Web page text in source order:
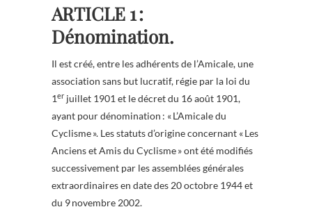
ARTICLE 1 :
Dénomination.
Il est créé, entre les adhérents de l’Amicale, une
association sans but lucratif, régie par la loi du
1er juillet 1901 et le décret du 16 août 1901,
ayant pour dénomination : « L’Amicale du
Cyclisme ». Les statuts d’origine concernant « Les
Anciens et Amis du Cyclisme » ont été modifiés
successivement par les assemblées générales
extraordinaires en date des 20 octobre 1944 et
du 9 novembre 2002.